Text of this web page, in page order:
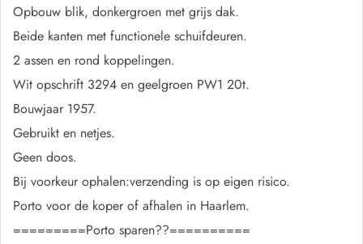
Opbouw blik, donkergroen met grijs dak.
Beide kanten met functionele schuifdeuren.
2 assen en rond koppelingen.
Wit opschrift 3294 en geelgroen PW1 20t.
Bouwjaar 1957.
Gebruikt en netjes.
Geen doos.
Bij voorkeur ophalen:verzending is op eigen risico.
Porto voor de koper of afhalen in Haarlem.
=========Porto sparen??==========